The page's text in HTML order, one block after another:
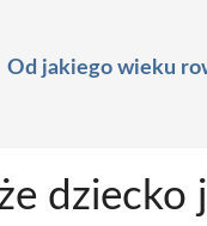
Od jakiego wieku